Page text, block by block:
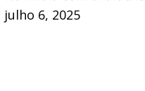
julho 6, 2025